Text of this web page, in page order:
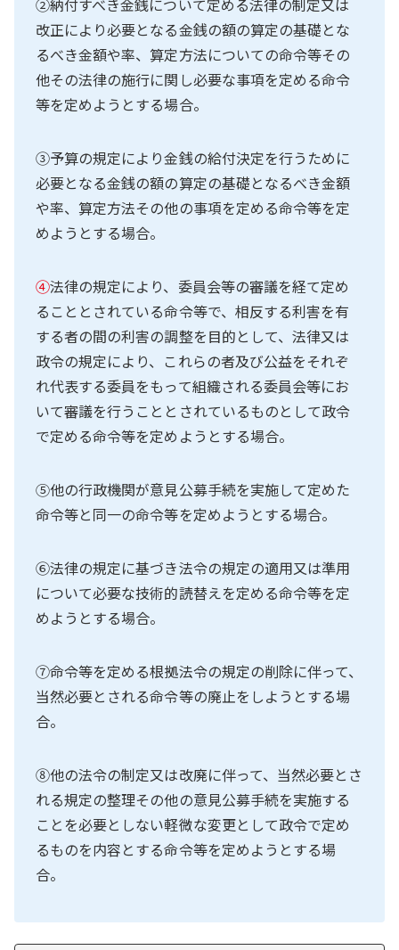
②納付すべき金銭について定める法律の制定又は
改正により必要となる金銭の額の算定の基礎とな
るべき金額や率、算定方法についての命令等その
他その法律の施行に関し必要な事項を定める命令
等を定めようとする場合。
③予算の規定により金銭の給付決定を行うために
必要となる金銭の額の算定の基礎となるべき金額
や率、算定方法その他の事項を定める命令等を定
めようとする場合。
④法律の規定により、委員会等の審議を経て定め
ることとされている命令等で、相反する利害を有
する者の間の利害の調整を目的として、法律又は
政令の規定により、これらの者及び公益をそれぞ
れ代表する委員をもって組織される委員会等にお
いて審議を行うこととされているものとして政令
で定める命令等を定めようとする場合。
⑤他の行政機関が意見公募手続を実施して定めた
命令等と同一の命令等を定めようとする場合。
⑥法律の規定に基づき法令の規定の適用又は準用
について必要な技術的読替えを定める命令等を定
めようとする場合。
⑦命令等を定める根拠法令の規定の削除に伴って、
当然必要とされる命令等の廃止をしようとする場
合。
⑧他の法令の制定又は改廃に伴って、当然必要とさ
れる規定の整理その他の意見公募手続を実施する
ことを必要としない軽微な変更として政令で定め
るものを内容とする命令等を定めようとする場
合。